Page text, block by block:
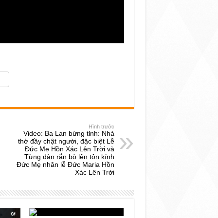
Hình trước
Video: Ba Lan bừng tỉnh: Nhà
thờ đầy chật người, đặc biệt Lễ
Đức Mẹ Hồn Xác Lên Trời và
Từng đàn rắn bò lên tôn kính
Đức Mẹ nhân lễ Ðức Maria Hồn
Xác Lên Trời